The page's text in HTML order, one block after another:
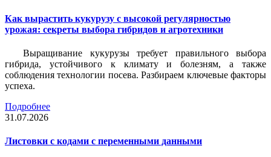
Как вырастить кукурузу с высокой регулярностью
урожая: секреты выбора гибридов и агротехники
Выращивание кукурузы требует правильного выбора
гибрида, устойчивого к климату и болезням, а также
соблюдения технологии посева. Разбираем ключевые факторы
успеха.
Подробнее
31.07.2026
Листовки c кодами с переменными данными